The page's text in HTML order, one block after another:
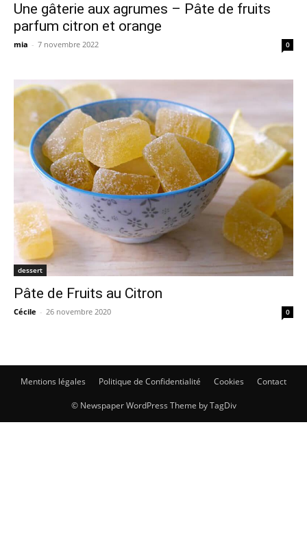
Une gâterie aux agrumes – Pâte de fruits
parfum citron et orange
mia - 7 novembre 2022 0
dessert
Pâte de Fruits au Citron
Cécile - 26 novembre 2020 0
Mentions légales Politique de Confidentialité Cookies Contact
© Newspaper WordPress Theme by TagDiv